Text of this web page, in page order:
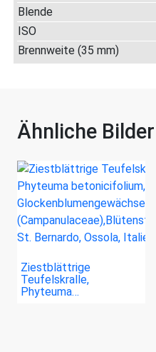
Blende
ISO
Brennweite (35 mm)
Ähnliche Bilder
Ziestblättrige
Teufelskralle,
Phyteuma…